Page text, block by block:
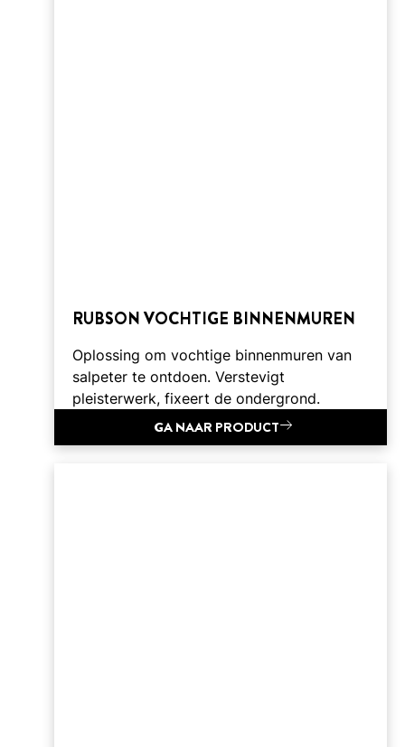
RUBSON VOCHTIGE BINNENMUREN
Oplossing om vochtige binnenmuren van
salpeter te ontdoen. Verstevigt
pleisterwerk, fixeert de ondergrond.
GA NAAR PRODUCT